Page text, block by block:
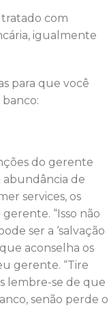
tratado com
igualmente
para que você
do gerente
abundância de
services, os
“Isso não
ser a ‘salvação
aconselha os
gerente. “Tire
lembre-se de que
senão perde o